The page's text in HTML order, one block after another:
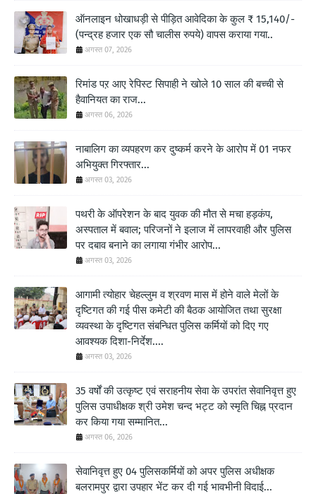
ऑनलाइन धोखाधड़ी से पीड़ित आवेदिका के कुल ₹ 15,140/-
(पन्द्रह हजार एक सौ चालीस रुपये) वापस कराया गया..
अगस्त 07, 2026
रिमांड पऱ आए रेपिस्ट सिपाही ने खोले 10 साल की बच्ची से
हैवानियत का राज...
अगस्त 06, 2026
नाबालिग का व्यपहरण कर दुष्कर्म करने के आरोप में 01 नफर
अभियुक्त गिरफ्तार...
अगस्त 03, 2026
पथरी के ऑपरेशन के बाद युवक की मौत से मचा हड़कंप,
अस्पताल में बवाल; परिजनों ने इलाज में लापरवाही और पुलिस
पर दबाव बनाने का लगाया गंभीर आरोप...
अगस्त 03, 2026
आगामी त्योहार चेहल्लुम व श्रवण मास में होने वाले मेलों के
दृष्टिगत की गई पीस कमेटी की बैठक आयोजित तथा सुरक्षा
व्यवस्था के दृष्टिगत संबन्धित पुलिस कर्मियों को दिए गए
आवश्यक दिशा-निर्देश....
अगस्त 03, 2026
35 वर्षों की उत्कृष्ट एवं सराहनीय सेवा के उपरांत सेवानिवृत्त हुए
पुलिस उपाधीक्षक श्री उमेश चन्द भट्ट को स्मृति चिह्न प्रदान
कर किया गया सम्मानित...
अगस्त 06, 2026
सेवानिवृत्त हुए 04 पुलिसकर्मियों को अपर पुलिस अधीक्षक
बलरामपुर द्वारा उपहार भेंट कर दी गई भावभीनी विदाई...